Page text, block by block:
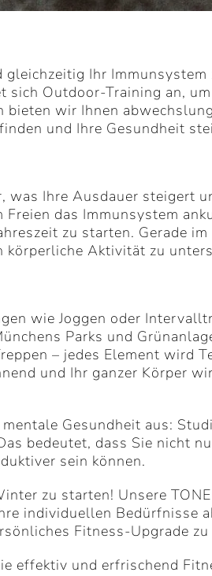
Ihr Immunsystem
Outdoor-Training an,
bieten wir Ihnen
und Ihre Gesundheit
Ihre Ausdauer steigert
das Immunsystem
zu starten. Gerade
Aktivität zu
wie Joggen oder
Parks und
– jedes Element wird
und Ihr ganzer Körper
Gesundheit aus:
bedeutet, dass Sie nicht
sein können.
zu starten! Unsere
individuellen Bedürfnisse
Fitness-Upgrade zu
effektiv und erfrischend